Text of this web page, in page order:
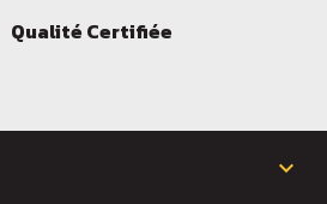
Qualité Certifiée
